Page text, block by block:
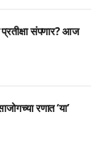
प्रतीक्षा संपणार? आज
रणात ‘या’